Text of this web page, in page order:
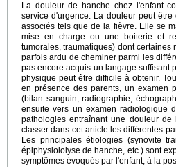
La douleur de hanche chez l'enfant
service d'urgence. La douleur peut
associés tels que de la fièvre. Elle se
mise en charge ou une boiterie et
tumorales, traumatiques) dont
parfois ardu de cheminer parmi les
pas encore acquis un langage suffisant
physique peut être difficile à obtenir.
en présence des parents, un examen
(bilan sanguin, radiographie,
ensuite vers un examen radiologique
pathologies entraînant une douleur
classer dans cet article les différentes
Les principales étiologies (synovite
épiphysiololyse de hanche, etc.) sont
symptômes évoqués par l'enfant, à la